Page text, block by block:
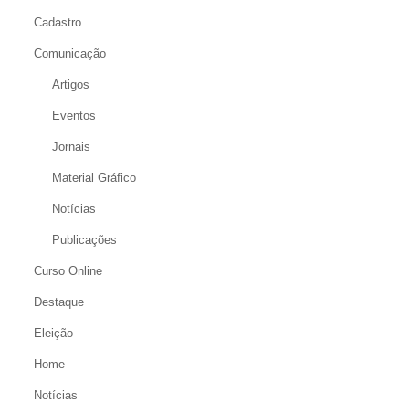
Cadastro
Comunicação
Artigos
Eventos
Jornais
Material Gráfico
Notícias
Publicações
Curso Online
Destaque
Eleição
Home
Notícias